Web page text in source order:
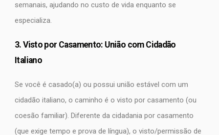
semanais, ajudando no custo de vida enquanto se
especializa.
3. Visto por Casamento: União com Cidadão
Italiano
Se você é casado(a) ou possui união estável com um
cidadão italiano, o caminho é o visto por casamento (ou
coesão familiar). Diferente da cidadania por casamento
(que exige tempo e prova de língua), o visto/permissão de